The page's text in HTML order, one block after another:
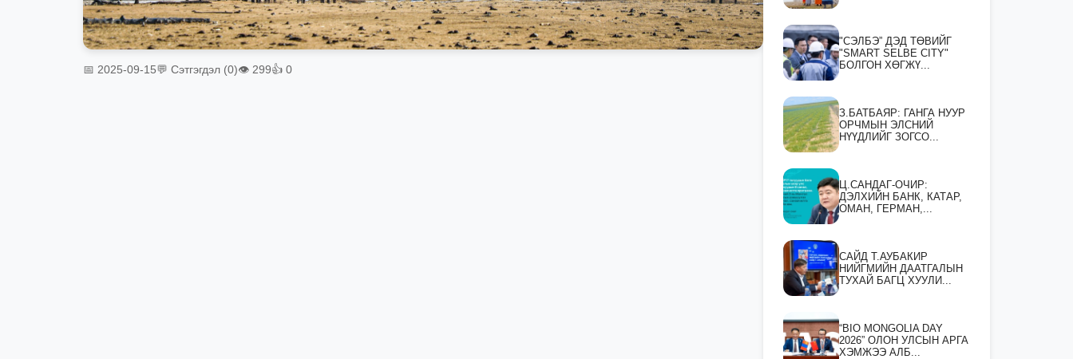
📅 2025-09-15💬 Сэтгэгдэл (0)👁 299👍 0
"СЭЛБЭ” ДЭД ТӨВИЙГ
"SMART SELBE CITY"
БОЛГОН ХӨГЖҮ...
З.БАТБАЯР: ГАНГА НУУР
ОРЧМЫН ЭЛСНИЙ
НҮҮДЛИЙГ ЗОГСО...
Ц.САНДАГ-ОЧИР:
ДЭЛХИЙН БАНК, КАТАР,
ОМАН, ГЕРМАН,...
САЙД Т.АУБАКИР
НИЙГМИЙН ДААТГАЛЫН
ТУХАЙ БАГЦ ХУУЛИ...
“BIO MONGOLIA DAY
2026” ОЛОН УЛСЫН АРГА
ХЭМЖЭЭ АЛБ...